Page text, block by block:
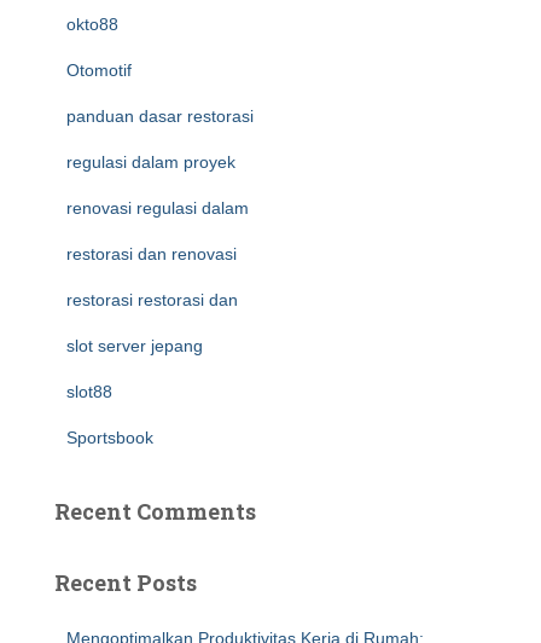
okto88
Otomotif
panduan dasar restorasi
regulasi dalam proyek
renovasi regulasi dalam
restorasi dan renovasi
restorasi restorasi dan
slot server jepang
slot88
Sportsbook
Recent Comments
Recent Posts
Mengoptimalkan Produktivitas Kerja di Rumah: